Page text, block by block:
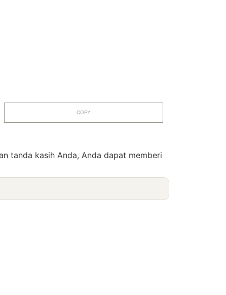
COPY
tanda kasih Anda, Anda dapat memberi